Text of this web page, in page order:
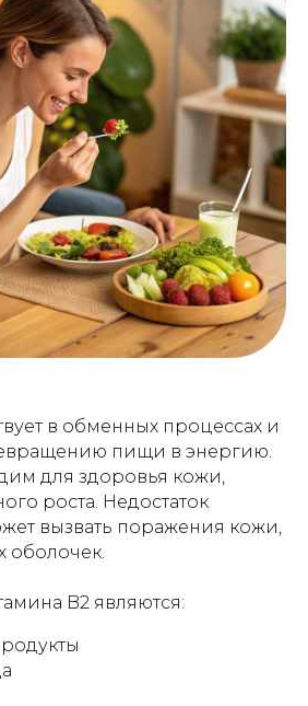
в обменных процессах и
пищи в энергию.
для здоровья кожи,
роста. Недостаток
вызвать поражения кожи,
оболочек.
B2 являются: